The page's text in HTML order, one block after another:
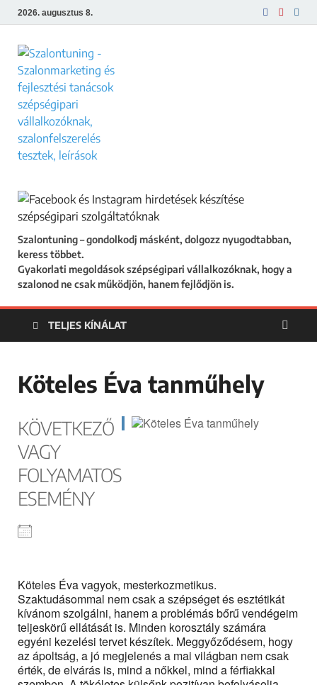
2026. augusztus 8.
Szalontuning – gondolkodj másként, dolgozz nyugodtabban,
keress többet.
Gyakorlati megoldások szépségipari vállalkozóknak, hogy a
szalonod ne csak működjön, hanem fejlődjön is.
TELJES KÍNÁLAT
Köteles Éva tanműhely
KÖVETKEZŐ
VAGY
FOLYAMATOS
ESEMÉNY
Köteles Éva vagyok, mesterkozmetikus.
Szaktudásommal nem csak a szépséget és esztétikát
kívánom szolgálni, hanem a problémás bőrű vendégeim
teljeskörű ellátását is. Minden korosztály számára
egyéni kezelési tervet készítek. Meggyőződésem, hogy
az ápoltság, a jó megjelenés a mai világban nem csak
érték, de elvárás is, mind a nőkkel, mind a férfiakkal